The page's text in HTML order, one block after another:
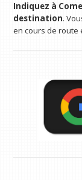
Indiquez à
destination.
en cours de route